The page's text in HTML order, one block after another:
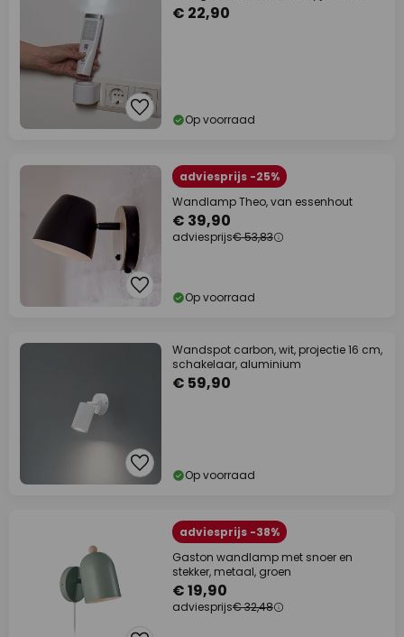
€ 22,90
Op voorraad
adviesprijs -25%
Wandlamp Theo, van essenhout
€ 39,90
adviesprijs€ 53,83
Op voorraad
Wandspot carbon, wit, projectie 16 cm,
schakelaar, aluminium
€ 59,90
Op voorraad
adviesprijs -38%
Gaston wandlamp met snoer en
stekker, metaal, groen
€ 19,90
adviesprijs€ 32,48